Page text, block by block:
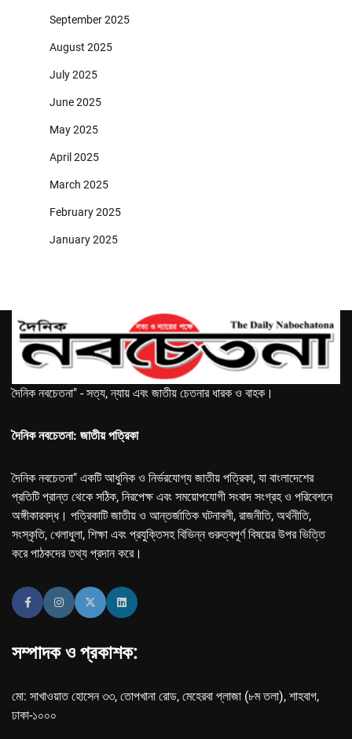
September 2025
August 2025
July 2025
June 2025
May 2025
April 2025
March 2025
February 2025
January 2025
দৈনিক নবচেতনা" - সত্য, ন্যায় এবং জাতীয় চেতনার ধারক ও বাহক।
দৈনিক নবচেতনা: জাতীয় পত্রিকা
দৈনিক নবচেতনা" একটি আধুনিক ও নির্ভরযোগ্য জাতীয় পত্রিকা, যা বাংলাদেশের
প্রতিটি প্রান্ত থেকে সঠিক, নিরপেক্ষ এবং সময়োপযোগী সংবাদ সংগ্রহ ও পরিবেশনে
অঙ্গীকারবদ্ধ। পত্রিকাটি জাতীয় ও আন্তর্জাতিক ঘটনাবলী, রাজনীতি, অর্থনীতি,
সংস্কৃতি, খেলাধুলা, শিক্ষা এবং প্রযুক্তিসহ বিভিন্ন গুরুত্বপূর্ণ বিষয়ের উপর ভিত্তি
করে পাঠকদের তথ্য প্রদান করে।
সম্পাদক ও প্রকাশক:
মো: সাখাওয়াত হোসেন ৩৩, তোপখানা রোড, মেহেরবা প্লাজা (৮ম তলা), শাহবাগ,
ঢাকা-১০০০